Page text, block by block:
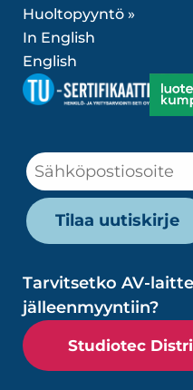
Huoltopyyntö »
In English
English
Tarvitsetko AV-
jälleenmyyntiin?
Studiotec